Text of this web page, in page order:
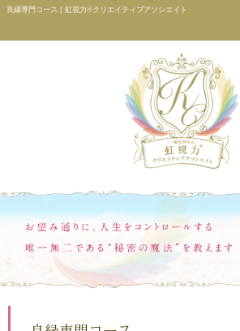
良縁専門コース | 虹視力®クリエイティブアソシエイト